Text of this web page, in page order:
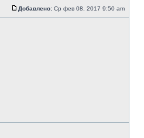
Добавлено: Ср фев 08, 2017 9:50 am